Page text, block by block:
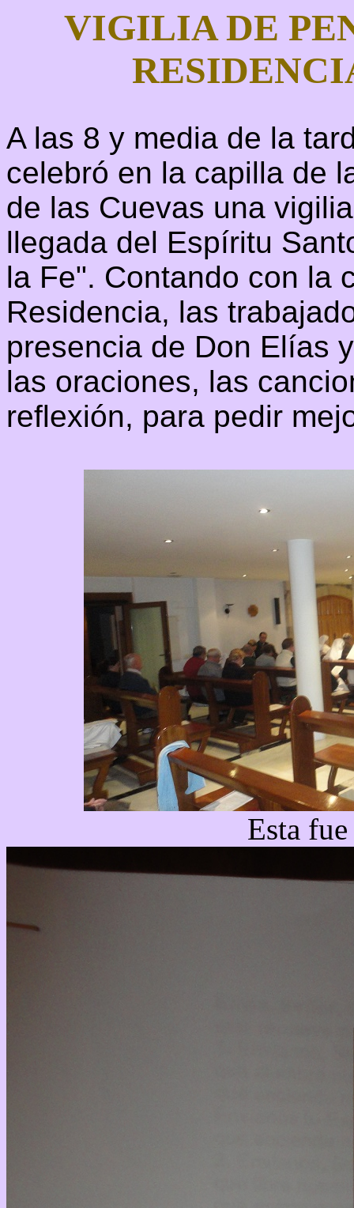
VIGILIA DE
A las 8 y media de la
celebró en la capilla de
de las Cuevas una
llegada del Espíritu
la Fe". Contando con la
Residencia, las
presencia de Don Elías
las oraciones, las
reflexión, para pedir
Esta